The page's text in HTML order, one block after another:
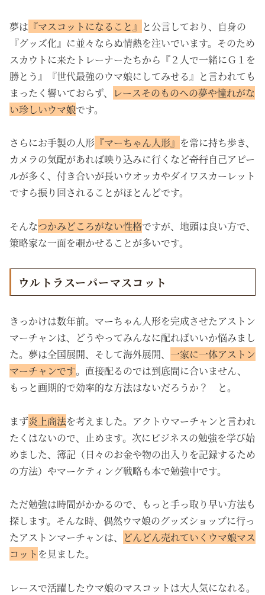
夢は 『マスコットになること』 と公言しており、自身の
『グッズ化』に並々ならぬ情熱を注いでいます。そのため
スカウトに来たトレーナーたちから『２人で一緒にＧ１を
勝とう』『世代最強のウマ娘にしてみせる』と言われても
まったく響いておらず、
レースそのものへの夢や憧れがな
い珍しいウマ娘です。
さらにお手製の人形 『マーちゃん人形』 を常に持ち歩き、
カメラの気配があれば映り込みに行くなど奇行自己アピー
ルが多く、付き合いが長いウオッカやダイワスカーレット
ですら振り回されることがほとんどです。
そんなつかみどころがない性格ですが、地頭は良い方で、
策略家な一面を覗かせることが多いです。
ウルトラスーパーマスコット
きっかけは数年前。マーちゃん人形を完成させたアストン
マーチャンは、どうやってみんなに配ればいいか悩みまし
た。夢は全国展開、そして海外展開、 一家に一体アストン
マーチャンです。直接配るのでは到底間に合いません、
もっと画期的で効率的な方法はないだろうか？ と。
まず炎上商法を考えました。アクトウマーチャンと言われ
たくはないので、止めます。次にビジネスの勉強を学び始
めました、簿記（日々のお金や物の出入りを記録するため
の方法）やマーケティング戦略も本で勉強中です。
ただ勉強は時間がかかるので、もっと手っ取り早い方法も
探します。そんな時、偶然ウマ娘のグッズショップに行っ
たアストンマーチャンは、
どんどん売れていくウマ娘マス
コット を見ました。
レースで活躍したウマ娘のマスコットは大人気になれる。